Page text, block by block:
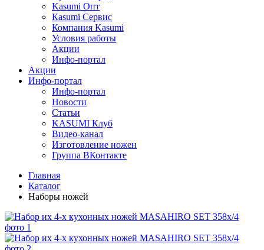
Kasumi Опт
Кasumi Сервис
Компания Kasumi
Условия работы
Акции
Инфо-портал
Акции
Инфо-портал
Инфо-портал
Новости
Статьи
KASUMI Клуб
Видео-канал
Изготовление ножен
Группа ВКонтакте
Главная
Каталог
Наборы ножей